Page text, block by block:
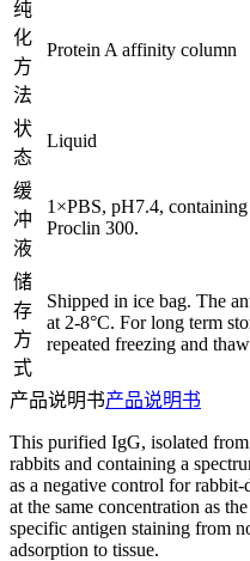
纯
化
方
法
Protein A affinity column
状
态
Liquid
缓
冲
液
1×PBS, pH7.4,
Proclin 300.
储
存
方
式
Shipped in ice bag. The
at 2-8°C. For long term
repeated freezing and
产品说明书产品说明书
This purified IgG, isolated
rabbits and containing a
as a negative control for
at the same concentration as
specific antigen staining from
adsorption to tissue.